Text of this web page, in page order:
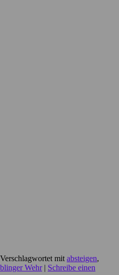
Verschlagwortet mit absteigen,
Wehr | Schreibe einen